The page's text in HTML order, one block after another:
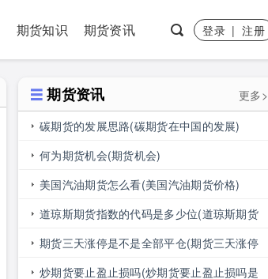
期货知识 期货资讯 登录|注册
期货资讯
更多>
碳期货的发展思路(碳期货在中国的发展)
何为期货机会(期货机会)
美国汽油期货怎么看(美国汽油期货价格)
道琼斯期货指数的代码是多少位(道琼斯期货
指数的代码是多少位的)
期货三天涨停是不是全部平仓(期货三天涨停
是不是全部平仓了)
炒期货要止盈止损吗(炒期货要止盈止损吗是